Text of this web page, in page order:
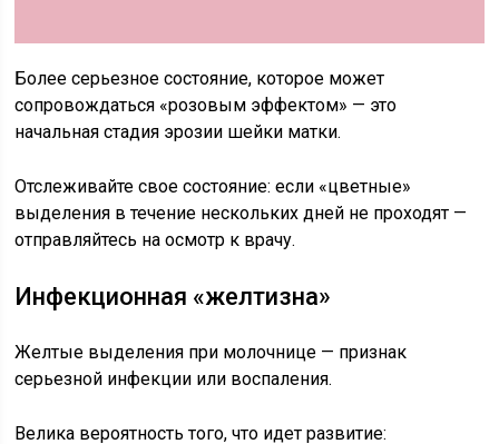
Более серьезное состояние, которое может
сопровождаться «розовым эффектом» — это
начальная стадия эрозии шейки матки.
Отслеживайте свое состояние: если «цветные»
выделения в течение нескольких дней не проходят —
отправляйтесь на осмотр к врачу.
Инфекционная «желтизна»
Желтые выделения при молочнице — признак
серьезной инфекции или воспаления.
Велика вероятность того, что идет развитие: